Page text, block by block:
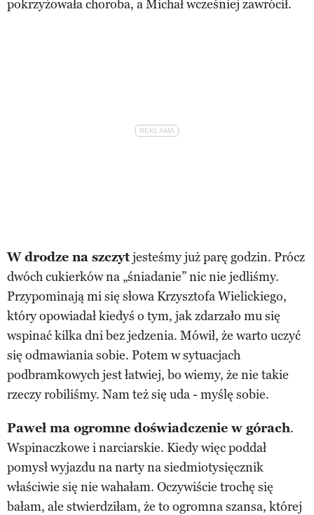
pokrzyżowała choroba, a Michał wcześniej zawrócił.
W drodze na szczytjesteśmy już parę godzin. Prócz
dwóch cukierków na „śniadanie” nic nie jedliśmy.
Przypominają mi się słowa Krzysztofa Wielickiego,
który opowiadał kiedyś o tym, jak zdarzało mu się
wspinać kilka dni bez jedzenia. Mówił, że warto uczyć
się odmawiania sobie. Potem w sytuacjach
podbramkowych jest łatwiej, bo wiemy, że nie takie
rzeczy robiliśmy. Nam też się uda - myślę sobie.
Paweł ma ogromne doświadczenie w górach.
Wspinaczkowe i narciarskie. Kiedy więc poddał
pomysł wyjazdu na narty na siedmiotysięcznik
właściwie się nie wahałam. Oczywiście trochę się
bałam, ale stwierdziłam, że to ogromna szansa, której